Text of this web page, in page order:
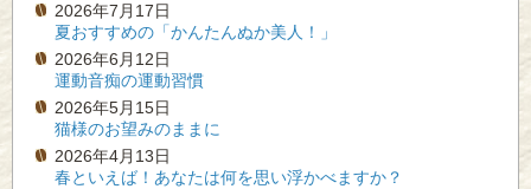
2026年7月17日
夏おすすめの「かんたんぬか美人！」
2026年6月12日
運動音痴の運動習慣
2026年5月15日
猫様のお望みのままに
2026年4月13日
春といえば！あなたは何を思い浮かべますか？